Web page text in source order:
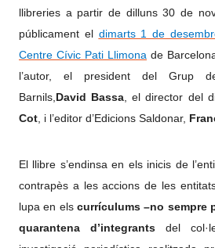
llibreries a partir de dilluns 30 de
públicament el dimarts 1 de
Centre Cívic Pati Llimona de
l’autor, el president del Grup
Barnils, David Bassa , el director del
Cot , i l’editor d’Edicions Saldonar,
El llibre s’endinsa en els inicis de
contrapès a les accions de les
lupa en els currículums –no sempre
quarantena d’integrants del